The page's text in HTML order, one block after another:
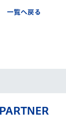
一覧へ戻る
PARTNER